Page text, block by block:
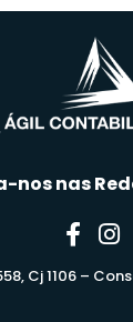
nos nas
Cj 1106 –